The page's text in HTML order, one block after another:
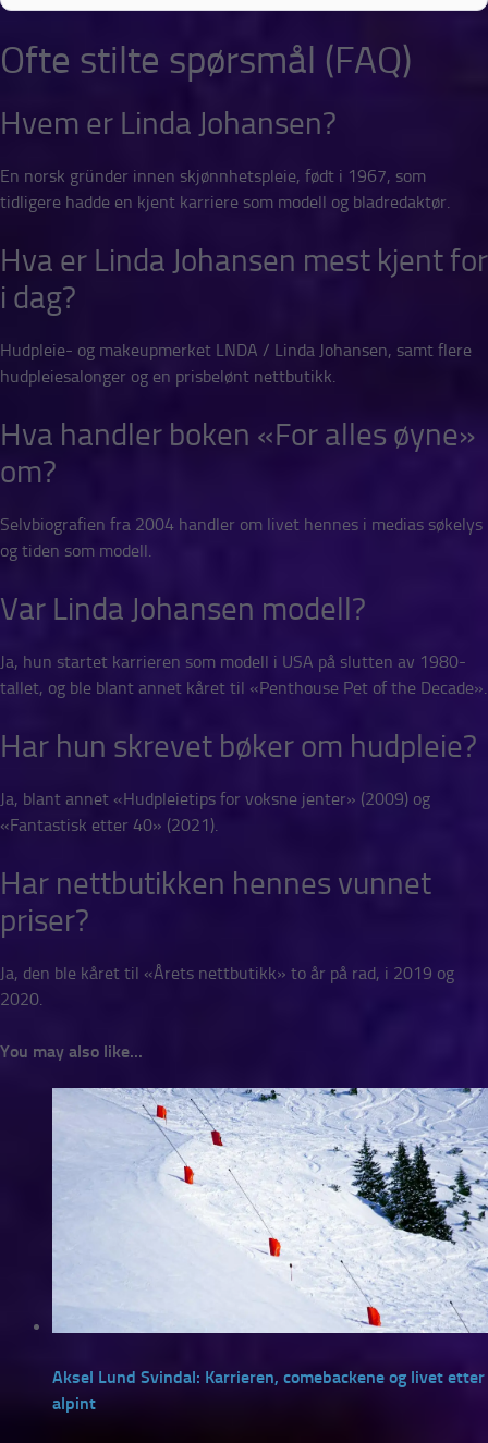
Ofte stilte spørsmål (FAQ)
Hvem er Linda Johansen?
En norsk gründer innen skjønnhetspleie, født i 1967, som
tidligere hadde en kjent karriere som modell og bladredaktør.
Hva er Linda Johansen mest kjent for
i dag?
Hudpleie- og makeupmerket LNDA / Linda Johansen, samt flere
hudpleiesalonger og en prisbelønt nettbutikk.
Hva handler boken «For alles øyne»
om?
Selvbiografien fra 2004 handler om livet hennes i medias søkelys
og tiden som modell.
Var Linda Johansen modell?
Ja, hun startet karrieren som modell i USA på slutten av 1980-
tallet, og ble blant annet kåret til «Penthouse Pet of the Decade».
Har hun skrevet bøker om hudpleie?
Ja, blant annet «Hudpleietips for voksne jenter» (2009) og
«Fantastisk etter 40» (2021).
Har nettbutikken hennes vunnet
priser?
Ja, den ble kåret til «Årets nettbutikk» to år på rad, i 2019 og
2020.
You may also like...
Aksel Lund Svindal: Karrieren, comebackene og livet etter
alpint